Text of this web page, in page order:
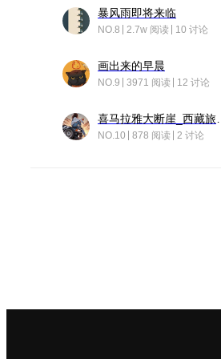
暴风雨即将来临
NO.8 2.7w 阅读 10 讨论
画出来的早晨
NO.9 3971 阅读 12 讨论
NO.10 878 阅读 2 讨论